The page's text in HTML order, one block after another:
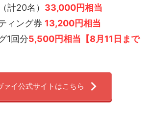
計20名） 33,000円相当
ィング券 13,200円相当
1回分5,500円相当【8月11日まで
ァイ公式サイトはこちら